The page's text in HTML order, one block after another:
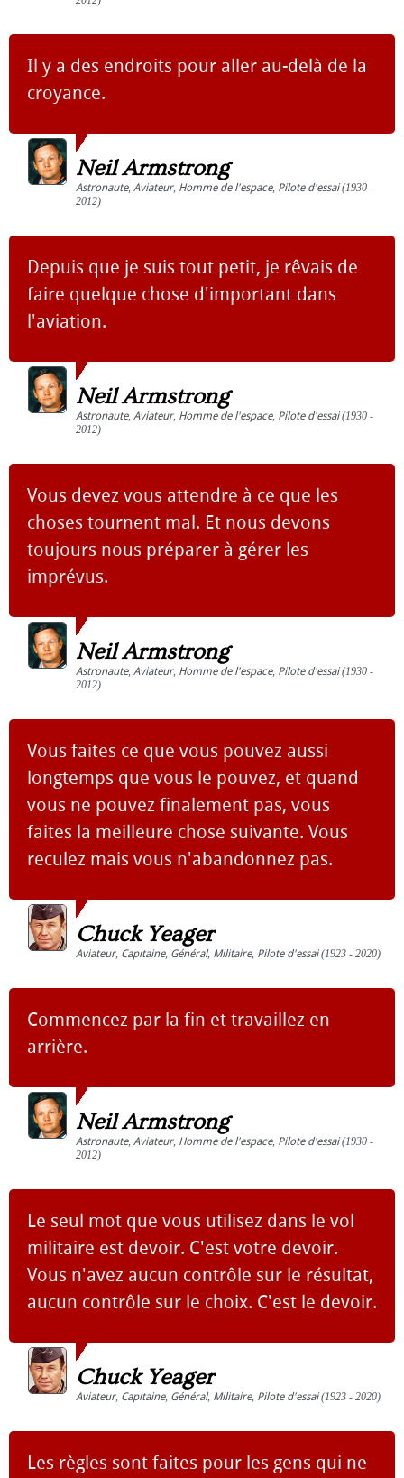
Il y a des endroits pour aller au-delà de la
croyance.
Neil Armstrong
Astronaute, Aviateur, Homme de l'espace, Pilote d'essai(1930 -
2012)
Depuis que je suis tout petit, je rêvais de
faire quelque chose d'important dans
l'aviation.
Neil Armstrong
Astronaute, Aviateur, Homme de l'espace, Pilote d'essai(1930 -
2012)
Vous devez vous attendre à ce que les
choses tournent mal. Et nous devons
toujours nous préparer à gérer les
imprévus.
Neil Armstrong
Astronaute, Aviateur, Homme de l'espace, Pilote d'essai(1930 -
2012)
Vous faites ce que vous pouvez aussi
longtemps que vous le pouvez, et quand
vous ne pouvez finalement pas, vous
faites la meilleure chose suivante. Vous
reculez mais vous n'abandonnez pas.
Chuck Yeager
Aviateur, Capitaine, Général, Militaire, Pilote d'essai(1923 - 2020)
Commencez par la fin et travaillez en
arrière.
Neil Armstrong
Astronaute, Aviateur, Homme de l'espace, Pilote d'essai(1930 -
2012)
Le seul mot que vous utilisez dans le vol
militaire est devoir. C'est votre devoir.
Vous n'avez aucun contrôle sur le résultat,
aucun contrôle sur le choix. C'est le devoir.
Chuck Yeager
Aviateur, Capitaine, Général, Militaire, Pilote d'essai(1923 - 2020)
Les règles sont faites pour les gens qui ne